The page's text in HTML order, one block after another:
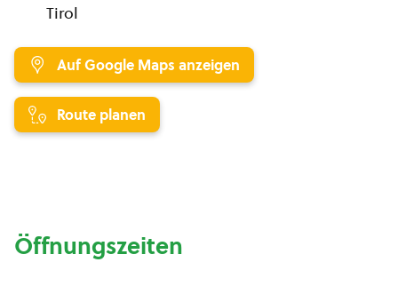
Tirol
Auf Google Maps anzeigen
Route planen
Öffnungszeiten